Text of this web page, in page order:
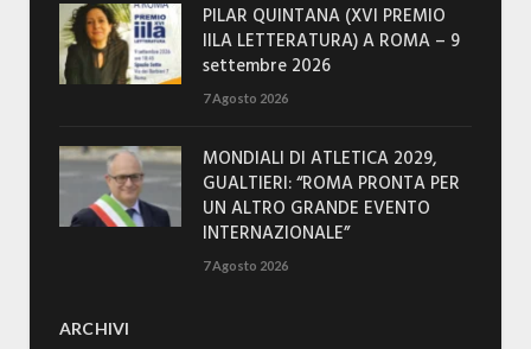
PILAR QUINTANA (XVI PREMIO
IILA LETTERATURA) A ROMA – 9
settembre 2026
7 Agosto 2026
MONDIALI DI ATLETICA 2029,
GUALTIERI: “ROMA PRONTA PER
UN ALTRO GRANDE EVENTO
INTERNAZIONALE”
7 Agosto 2026
ARCHIVI